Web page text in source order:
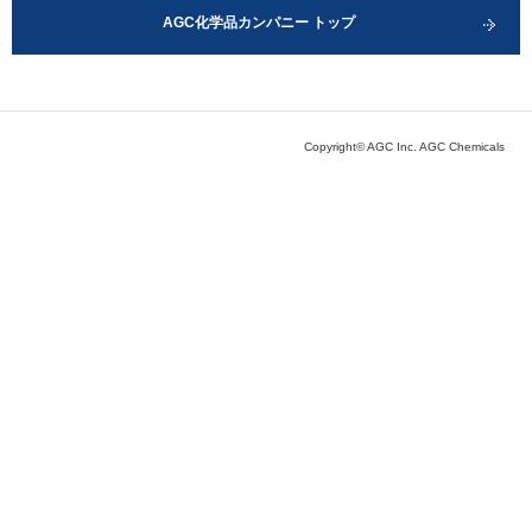
AGC化学品カンパニー トップ
Copyright© AGC Inc. AGC Chemicals